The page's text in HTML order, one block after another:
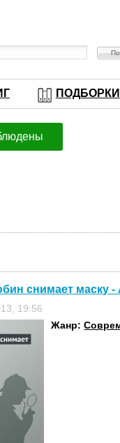
ПОДБОРКИ
снимает маску -
19:56
Жанр: